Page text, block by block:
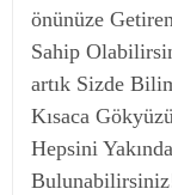
önünüze
Sahip
artık Sizde
Kısaca
Hepsini